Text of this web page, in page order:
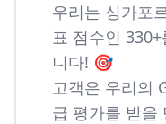
우리는 싱가포
표 점수인
니다! 🎯
고객은 우리의
급 평가를 받을